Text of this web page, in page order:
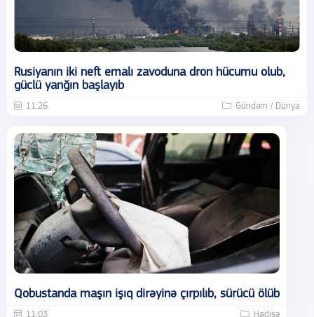
Rusiyanın iki neft emalı zavoduna dron hücumu olub,
güclü yanğın başlayıb
11:26 Gündəm / Dünya
Qobustanda maşın işıq dirəyinə çırpılıb, sürücü ölüb
11:03 Hadisə